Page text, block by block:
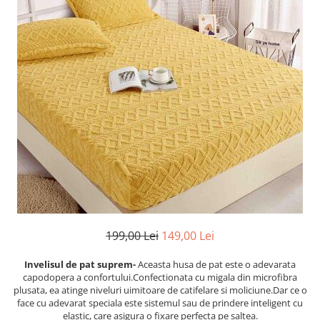
Cearceaf cu elastic
Cearceaf normal
Lenjerii De Pat Creponate
Lenjerii De Pat Bumbac Poplin 2
Persoane
Lenjerii De Pat Bumbac Poplin,
Matlasate, 2 Persoane
Lenjerii De Pat Bumbac Satinat 2
Persoane
Lenjerii De Pat Volanase
Lenjerii De Pat, Finet Premium 3D,
2 Persoane
Lenjerii De Pat Jacquard
Lenjerii De Pat Cocolino
Set Lenjerie De Pat Blana
Artificiala De Iepure, 6 Piese, 2
199,00 Lei 149,00 Lei
Invelisul de pat suprem-Aceasta husa de pat este o adevarata
capodopera a confortului.Confectionata cu migala din microfibra
plusata, ea atinge niveluri uimitoare de catifelare si moliciune.Dar ce o
face cu adevarat speciala este sistemul sau de prindere inteligent cu
elastic, care asigura o fixare perfecta pe saltea.